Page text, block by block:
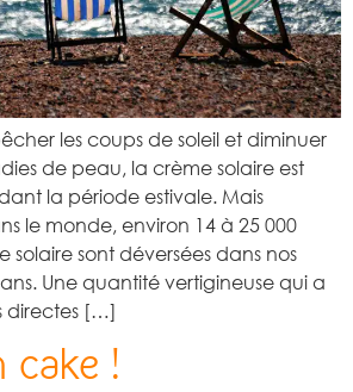
les coups de soleil et diminuer
de peau, la crème solaire est
la période estivale. Mais
le monde, environ 14 à 25 000
solaire sont déversées dans nos
Une quantité vertigineuse qui a
directes […]
cake !